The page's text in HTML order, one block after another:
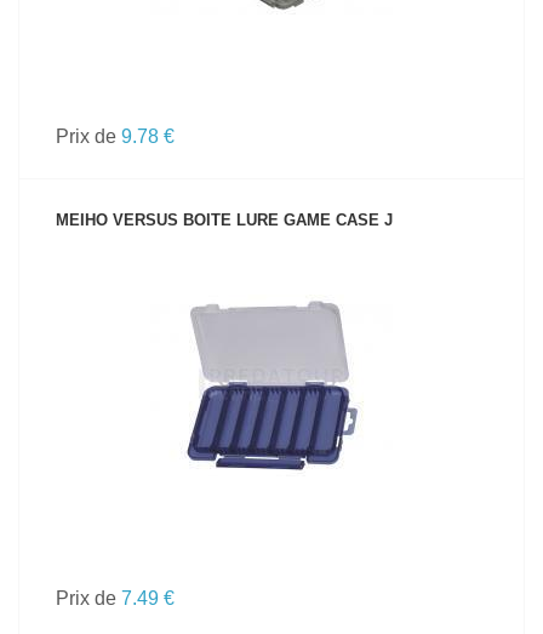
Prix de 9.78 €
MEIHO VERSUS BOITE LURE GAME CASE J
Prix de 7.49 €